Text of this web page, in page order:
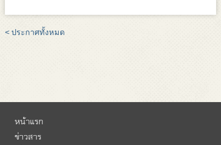
< ประกาศทั้งหมด
หน้าแรก
ข่าวสาร